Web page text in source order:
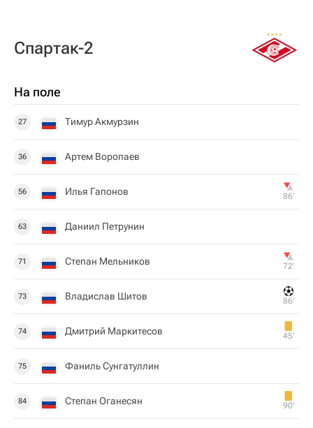
Спартак-2
На поле
27 Тимур Акмурзин
36 Артем Воропаев
56 Илья Гапонов 86‎’‎
63 Даниил Петрунин
71 Степан Мельников 72‎’‎
73 Владислав Шитов 86‎’‎
74 Дмитрий Маркитесов 45‎’‎
75 Фаниль Сунгатуллин
84 Степан Оганесян 90‎’‎